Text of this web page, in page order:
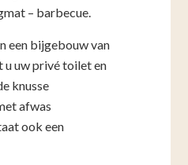
– barbecue.
een bijgebouw van
uw privé toilet en
knusse
afwas
ook een